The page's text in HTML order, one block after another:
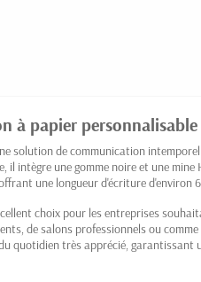
à papier personnalisable
solution de communication
il intègre une gomme noire et une
une longueur d'écriture d'environ
choix pour les entreprises
de salons professionnels ou
quotidien très apprécié, garantissant